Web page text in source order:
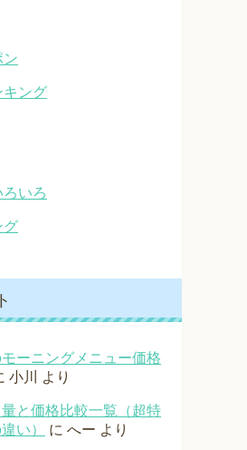
ン
キング
いろ
グ
ーニングメニュー価格
小川 より
と価格比較一覧（超特
い）
に へー より